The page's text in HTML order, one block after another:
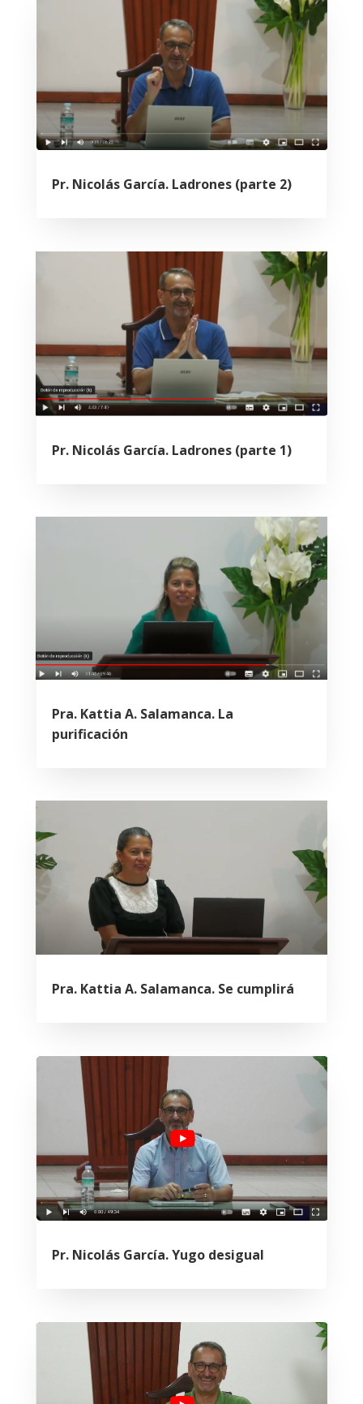
Pr. Nicolás García. Ladrones (parte 2)
Pr. Nicolás García. Ladrones (parte 1)
Pra. Kattia A. Salamanca. La
purificación
Pra. Kattia A. Salamanca. Se cumplirá
Pr. Nicolás García. Yugo desigual